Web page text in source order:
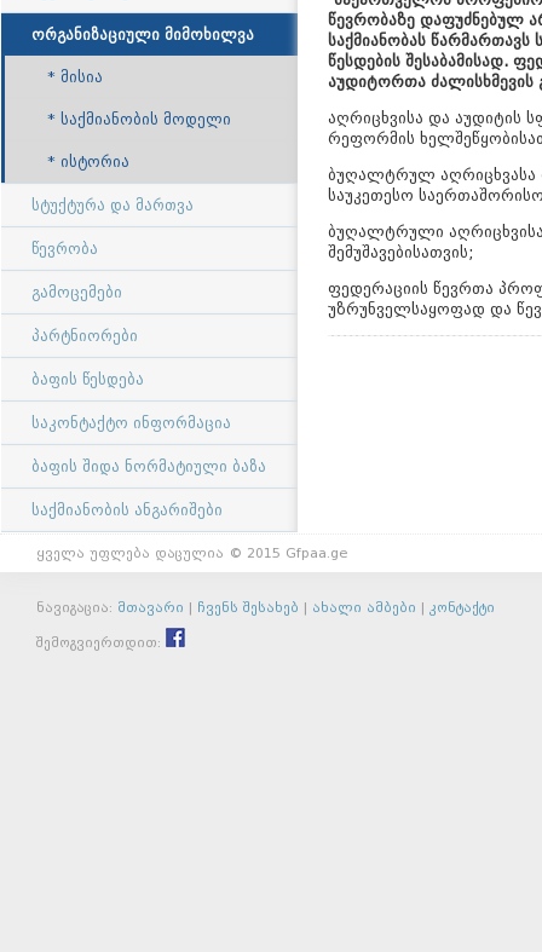
ორგანიზაციული მიმოხილვა
მისია
საქმიანობის მოდელი
ისტორია
სტუქტურა და მართვა
წევრობა
გამოცემები
პარტნიორები
ბაფის წესდება
საკონტაქტო ინფორმაცია
ბაფის შიდა ნორმატიული ბაზა
საქმიანობის ანგარიშები
წევრობაზე დაფუძნებულ
საქმიანობას
წესდების შესაბამისად.
აუდიტორთა
აღრიცხვისა და აუდიტის
რეფორმის
ბუღალტრულ აღრიცხვასა
საუკეთესო
ბუღალტრული
შემუშავებისათვის;
ფედერაციის წევრთა
უზრუნველსაყოფად და
ყველა უფლება დაცულია © 2015 Gfpaa.ge
ნავიგაცია: მთავარი | ჩვენს შესახებ | ახალი ამბები | კონტაქტი
შემოგვიერთდით: